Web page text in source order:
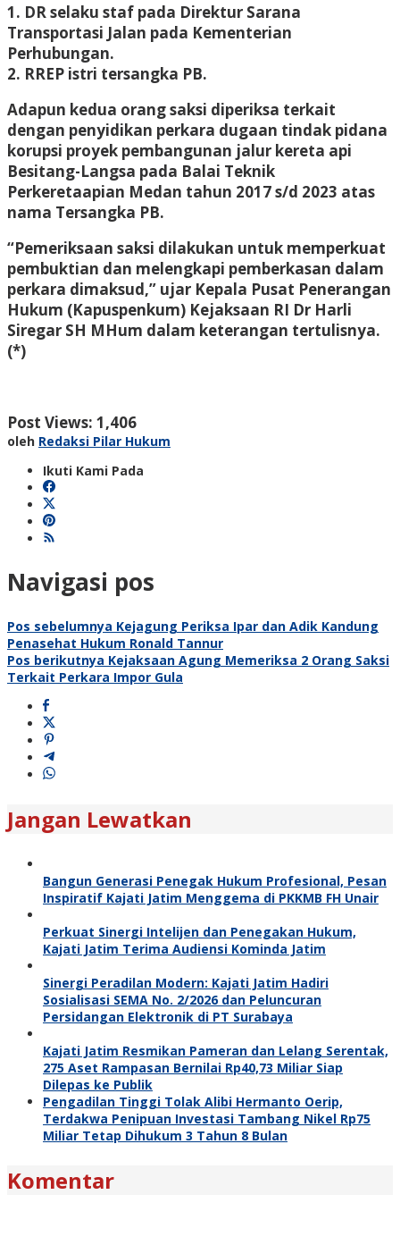
1. DR selaku staf pada Direktur Sarana
Transportasi Jalan pada Kementerian
Perhubungan.
2. RREP istri tersangka PB.
Adapun kedua orang saksi diperiksa terkait
dengan penyidikan perkara dugaan tindak pidana
korupsi proyek pembangunan jalur kereta api
Besitang-Langsa pada Balai Teknik
Perkeretaapian Medan tahun 2017 s/d 2023 atas
nama Tersangka PB.
“Pemeriksaan saksi dilakukan untuk memperkuat
pembuktian dan melengkapi pemberkasan dalam
perkara dimaksud,” ujar Kepala Pusat Penerangan
Hukum (Kapuspenkum) Kejaksaan RI Dr Harli
Siregar SH MHum dalam keterangan tertulisnya.
(*)
Post Views: 1,406
oleh Redaksi Pilar Hukum
Ikuti Kami Pada
Navigasi pos
Pos sebelumnya Kejagung Periksa Ipar dan Adik Kandung
Penasehat Hukum Ronald Tannur
Pos berikutnya Kejaksaan Agung Memeriksa 2 Orang Saksi
Terkait Perkara Impor Gula
Jangan Lewatkan
Bangun Generasi Penegak Hukum Profesional, Pesan
Inspiratif Kajati Jatim Menggema di PKKMB FH Unair
Perkuat Sinergi Intelijen dan Penegakan Hukum,
Kajati Jatim Terima Audiensi Kominda Jatim
Sinergi Peradilan Modern: Kajati Jatim Hadiri
Sosialisasi SEMA No. 2/2026 dan Peluncuran
Persidangan Elektronik di PT Surabaya
Kajati Jatim Resmikan Pameran dan Lelang Serentak,
275 Aset Rampasan Bernilai Rp40,73 Miliar Siap
Dilepas ke Publik
Pengadilan Tinggi Tolak Alibi Hermanto Oerip,
Terdakwa Penipuan Investasi Tambang Nikel Rp75
Miliar Tetap Dihukum 3 Tahun 8 Bulan
Komentar